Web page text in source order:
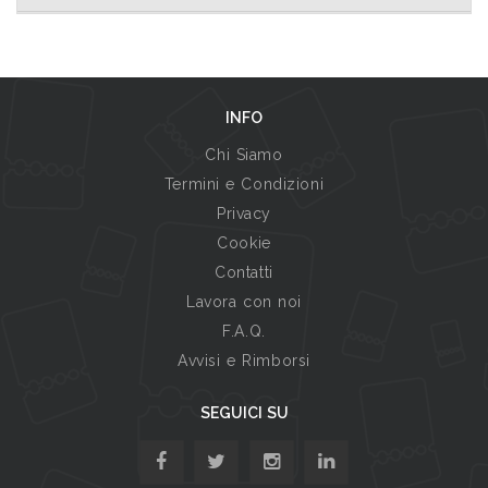
INFO
Chi Siamo
Termini e Condizioni
Privacy
Cookie
Contatti
Lavora con noi
F.A.Q.
Avvisi e Rimborsi
SEGUICI SU